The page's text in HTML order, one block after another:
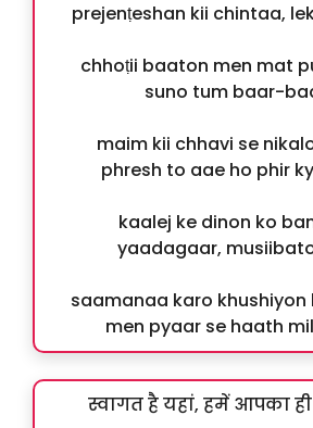
prejenṭeshan kii chintaa,
chhoṭii baaton men mat
suno tum baar-
maim kii chhavi se
phresh to aae ho phir
kaalej ke dinon ko
yaadagaar,
saamanaa karo khushiyon
men pyaar se haath
स्वागत है यहां, हमें आपका ही